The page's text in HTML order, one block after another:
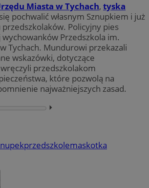
Miasta w Tychach, tyska
pochwalić własnym Sznupkiem i już
Policyjny pies
wychowanków Przedszkola im.
Tychach. Mundurowi przekazali
wskazówki, dotyczące
przedszkolakom
które pozwolą na
najważniejszych zasad.
⏵︎
przedszkolemaskotka